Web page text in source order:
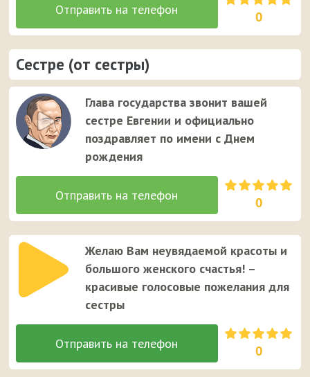
0
Сестре (от сестры)
Глава государства звонит вашей
сестре Евгении и официально
поздравляет по имени с Днем
рождения
0
Желаю Вам неувядаемой красоты и
большого женского счастья! –
красивые голосовые пожелания для
сестры
0